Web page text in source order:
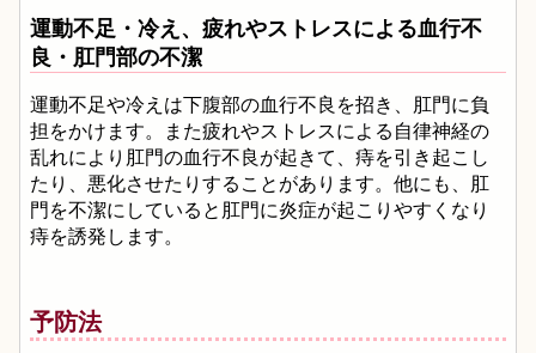
運動不足・冷え、疲れやストレスによる血行不
良・肛門部の不潔
運動不足や冷えは下腹部の血行不良を招き、肛門に負
担をかけます。また疲れやストレスによる自律神経の
乱れにより肛門の血行不良が起きて、痔を引き起こし
たり、悪化させたりすることがあります。他にも、肛
門を不潔にしていると肛門に炎症が起こりやすくなり
痔を誘発します。
予防法